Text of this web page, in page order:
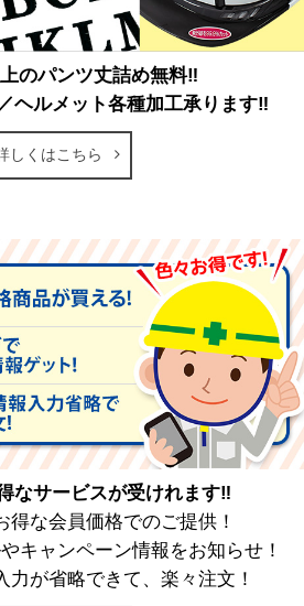
のパンツ丈詰め無料‼
ヘルメット各種加工承ります‼
しくはこちら
なサービスが受けれます‼
な会員価格でのご提供！
キャンペーン情報をお知らせ！
が省略できて、楽々注文！